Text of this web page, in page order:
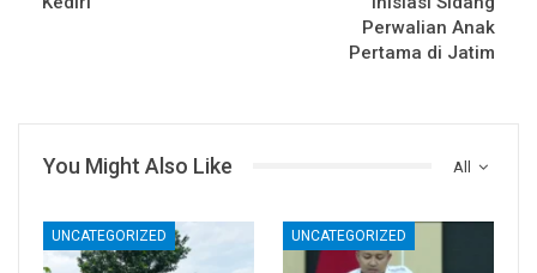
Perwalian Anak
Pertama di Jatim
All
You Might Also Like
UNCATEGORIZED UNCATEGORIZED